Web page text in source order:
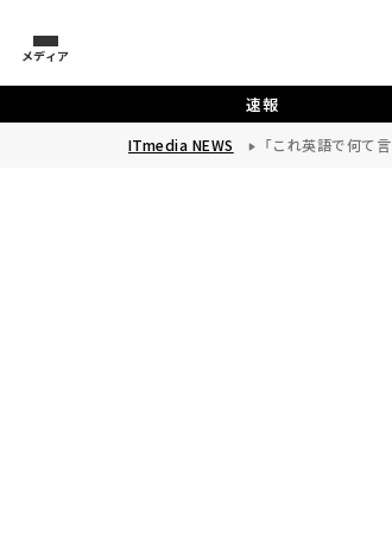
メディア
速報
ITmedia NEWS 「これ英語で何て